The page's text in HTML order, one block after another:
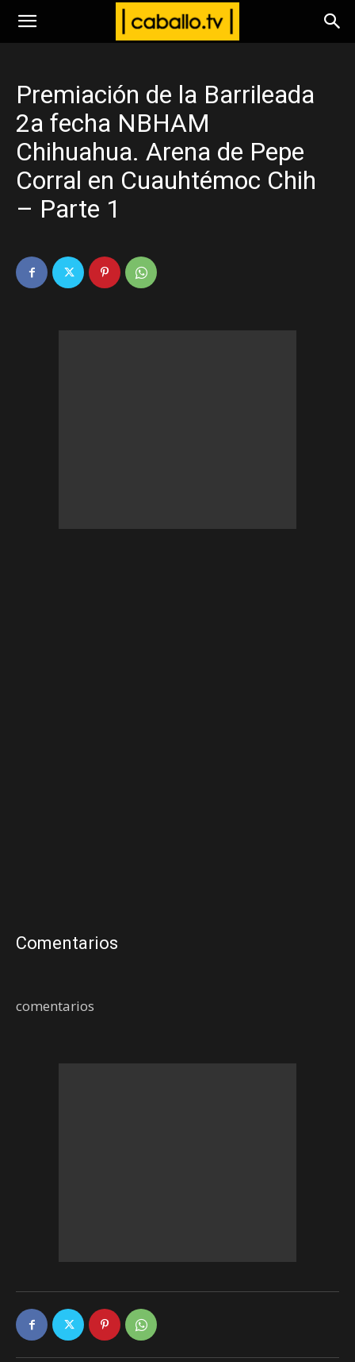
www.caballo.tv
Premiación de la Barrileada
2a fecha NBHAM
Chihuahua. Arena de Pepe
Corral en Cuauhtémoc Chih
– Parte 1
Comentarios
comentarios